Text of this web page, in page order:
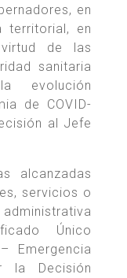
en
territorial, en
de las
sanitaria
evolución
de COVID-
al Jefe
alcanzadas
servicios o
Único
Emergencia
la Decisión